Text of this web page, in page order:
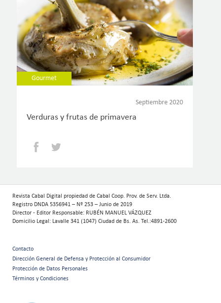
Gourmet
Septiembre 2020
Verduras y frutas de primavera
Facebook
Revista Cabal Digital propiedad de Cabal Coop. Prov. de Serv. Ltda.
Registro DNDA 5356941 – Nº 253 – Junio de 2019
Director - Editor Responsable: RUBÉN MANUEL VÁZQUEZ
Domicilio Legal: Lavalle 341 (1047) Ciudad de Bs. As. Tel.:4891-2600
Menú
secundario
Contacto
Dirección General de Defensa y Protección al Consumidor
Protección de Datos Personales
Términos y Condiciones